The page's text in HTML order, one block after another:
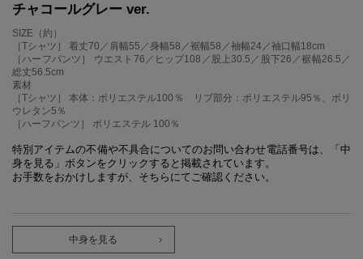
チャコールグレー ver.
SIZE（約）
［Tシャツ］ 着丈70／肩幅55／身幅58／裾幅58／袖幅24／袖口幅18cm
［ハーフパンツ］ ウエスト76／ヒップ108／股上30.5／股下26／裾幅26.5／
総丈56.5cm
素材
［Tシャツ］ 本体：ポリエステル100％ リブ部分：ポリエステル95％、ポリ
ウレタン5％
［ハーフパンツ］ ポリエステル 100％
特別アイテムの不備や不具合についてのお問い合わせ電話番号は、「中
身を見る」ボタンをクリックすると掲載されています。
お手数をおかけしますが、そちらにてご確認ください。
中身を見る